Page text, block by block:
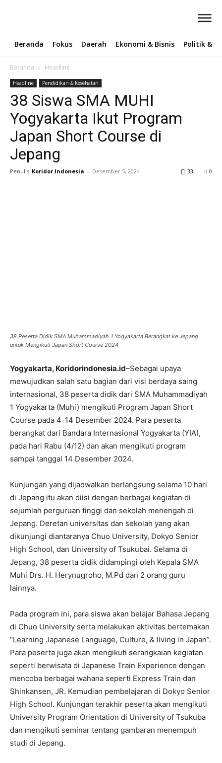
Beranda Fokus Daerah Ekonomi & Bisnis Politik &
Beranda Headline
Headline Pendidikan & Kesehatan
38 Siswa SMA MUHI
Yogyakarta Ikut Program
Japan Short Course di
Jepang
Penulis Koridor Indonesia - Desember 5, 2024 0
33
38 Peserta Didik SMA Muhammadiyah 1 Yogyakarta Berangkat ke Jepang
untuk Mengikuti Japan Short Course 2024
Yogyakarta, Koridorindonesia.id–Sebagai upaya
mewujudkan salah satu bagian dari visi berdaya saing
internasional, 38 peserta didik dari SMA Muhammadiyah
1 Yogyakarta (Muhi) mengikuti Program Japan Short
Course pada 4-14 Desember 2024. Para peserta
berangkat dari Bandara Internasional Yogyakarta (YIA),
pada hari Rabu (4/12) dan akan mengikuti program
sampai tanggal 14 Desember 2024.
Kunjungan yang dijadwalkan berlangsung selama 10 hari
di Jepang itu akan diisi dengan berbagai kegiatan di
sejumlah perguruan tinggi dan sekolah menengah di
Jepang. Deretan universitas dan sekolah yang akan
dikunjungi diantaranya Chuo University, Dokyo Senior
High School, dan University of Tsukubai. Selama di
Jepang, 38 peserta didik didampingi oleh Kepala SMA
Muhi Drs. H. Herynugroho, M.Pd dan 2 orang guru
lainnya.
Pada program ini, para siswa akan belajar Bahasa Jepang
di Chuo University serta melakukan aktivitas bertemakan
“Learning Japanese Language, Culture, & living in Japan”.
Para peserta juga akan mengikuti serangkaian kegiatan
seperti berwisata di Japanese Train Experience dengan
mencoba berbagai wahana seperti Express Train dan
Shinkansen, JR. Kemudian pembelajaran di Dokyo Senior
High School. Kunjungan terakhir peserta akan mengikuti
University Program Orientation di University of Tsukuba
dan mengikuti seminar tentang gambaran menempuh
studi di Jepang.